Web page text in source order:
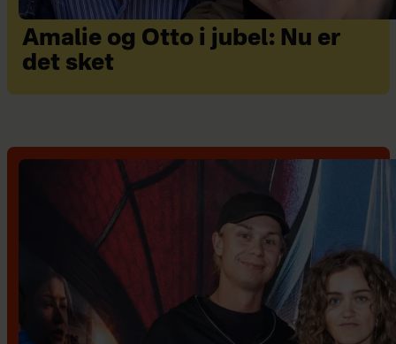
Amalie og Otto i jubel: Nu er
det sket